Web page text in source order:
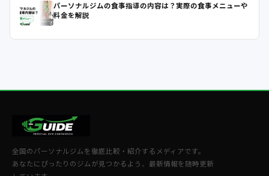
パーソナルジムの食事指導の内容は？実際の食事メニューや
料金を解説
全国のパーソナルジムを徹底比較・紹介するメディアです。
あなたにぴったりのジムが見つかるよう、最新情報を随時更新